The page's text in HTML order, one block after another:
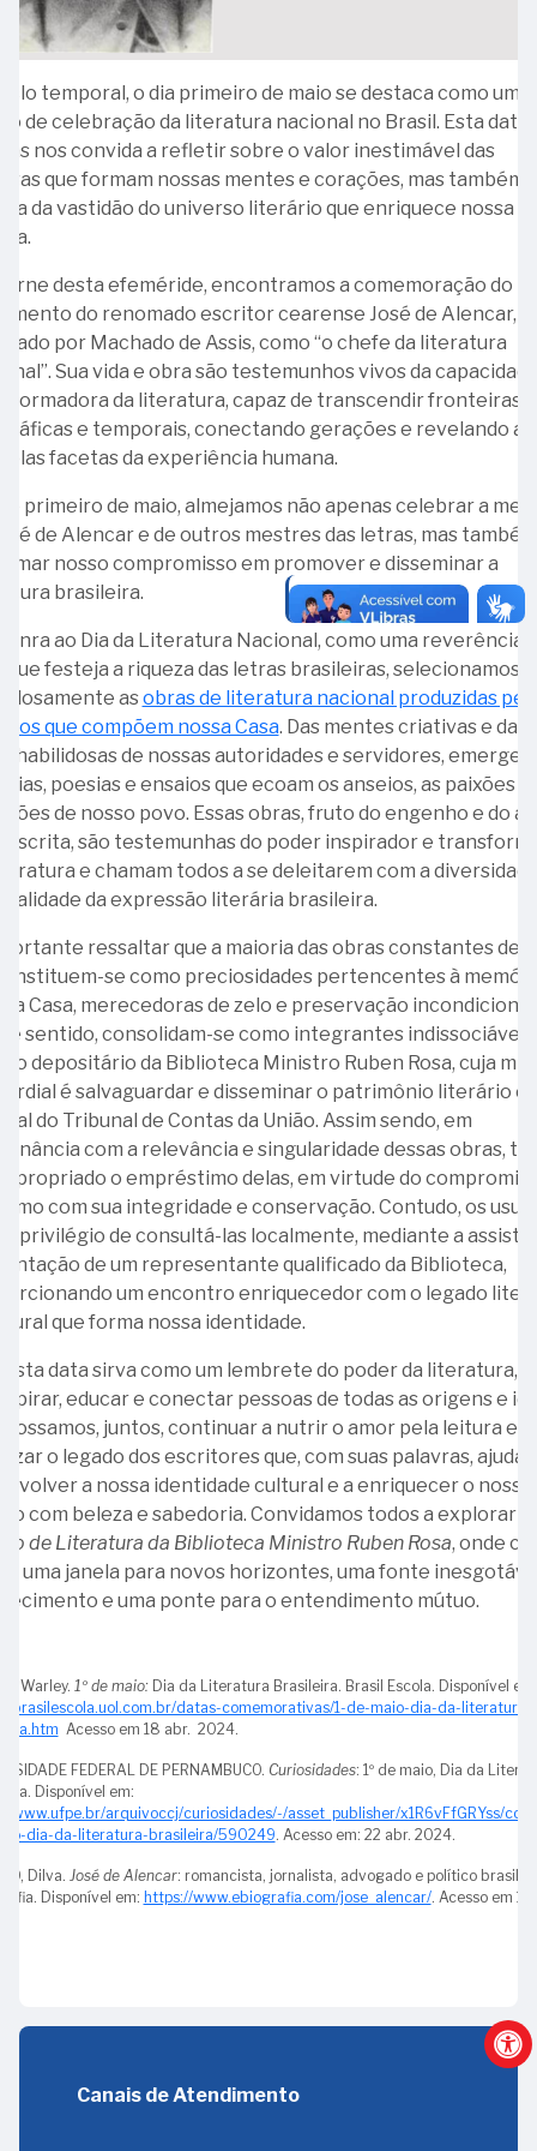
-
Ministro
Homero
Santos
Miguel
Archanjo
Galvão
24
-
135
anos
da
Primeira
Constituição
Republicana
Brasileira
Brochado
da
Rocha
25
-
Primeira
Constituição
27
-
A
carta
de
renúncia
de
29
-
Ministro
Bento
Bugarin
-
Ministro
Eduardo
Lopes
Língua
Portuguesa
06
-
Ministro
Guido
Mondin
-
Dia
Internacional
dos
Museus
26
Ministro
Carlos
Átila
-
Ministro
Leonel
Filho
calendar_monthJunho
06
Primeira
mulher
nomeada
para
o
cargo
de
Procuradora
do
Ministério
Público
junto
ao
Tribunal
Contas
da
União
(MPTCU)
07
-
Manuel
Alves
10
-
Accountability
Office
(GAO)
16
-
05
-
Aniversário
de
lançamento
da
pedra
fundamental
da
atual
sede
do
TCU
05
-
Ministro
Luciano
Brandão
06
-
Lei
Inclusão
da
com
Deficiência
(LBI)
10
-
Thales
calendar_monthAgosto
01
-
Dia
do
Selo
08
-
Ministro
Henrique
La
Rocque
08
-
Ministro
Pedro
Teixeira
Soares
-
Ministro
Pereira
Lira
-
Ministro
calendar_monthSetembro
11
-
Ministro
Alfredo
de
Vilhena
Valladão
23
-
Dia
Internacional
da
Língua
de
Sinais
Doação
do
Convite
à
Presidência
calendar_monthOutubro
03
-
Raul
de
Martins
04
-
Ministro
Ruben
Rosa
05
da
República
do
Brasil
-
para
trabalhar
calendar_monthNovembro
01
Ministro
Manoel
Francisco
Correia
05
-
Aniversário
de
Ruy
Barbosa
05
-
Inauguração
do
Espaço
07
Aniversário
calendar_month
13
-
Ministra
Élvia
Lordello
Castello
Branco
Aniversário
da
do
Tribunal
de
Contas
da
Paladini
temporal, o dia primeiro de maio se destaca como um
de celebração da literatura nacional no Brasil. Esta data
nos convida a refletir sobre o valor inestimável das
que formam nossas mentes e corações, mas também
da vastidão do universo literário que enriquece nossa
desta efeméride, encontramos a comemoração do
do renomado escritor cearense José de Alencar,
por Machado de Assis, como “o chefe da literatura
Sua vida e obra são testemunhos vivos da
da literatura, capaz de transcendir fronteiras
e temporais, conectando gerações e revelando as
facetas da experiência humana.
primeiro de maio, almejamos não apenas celebrar a
de Alencar e de outros mestres das letras, mas também
nosso compromisso em promover e disseminar a
brasileira.
ao Dia da Literatura Nacional, como uma reverência à
que festeja a riqueza das letras brasileiras, selecionamos
asobras de literatura nacional produzidas
que compõem nossa Casa. Das mentes criativas e das
habilidosas de nossas autoridades e servidores, emergem
poesias e ensaios que ecoam os anseios, as paixões e
de nosso povo. Essas obras, fruto do engenho e do
escrita, são testemunhas do poder inspirador e
e chamam todos a se deleitarem com a
da expressão literária brasileira.
ressaltar que a maioria das obras constantes
se como preciosidades pertencentes à
Casa, merecedoras de zelo e preservação
sentido, consolidam-se como integrantes indissociáveis
depositário da Biblioteca Ministro Ruben Rosa, cuja
é salvaguardar e disseminar o patrimônio literário e
do Tribunal de Contas da União. Assim sendo, em
com a relevância e singularidade dessas obras,
o empréstimo delas, em virtude do
com sua integridade e conservação. Contudo, os
privilégio de consultá-las localmente, mediante a
de um representante qualificado da Biblioteca,
um encontro enriquecedor com o legado
que forma nossa identidade.
esta data sirva como um lembrete do poder da literatura,
educar e conectar pessoas de todas as origens e
possamos, juntos, continuar a nutrir o amor pela leitura e a
o legado dos escritores que, com suas palavras,
a nossa identidade cultural e a enriquecer o nosso
com beleza e sabedoria. Convidamos todos a explorar o
de Literatura da Biblioteca Ministro Ruben Rosa, onde
é uma janela para novos horizontes, uma fonte
e uma ponte para o entendimento mútuo.
Warley. 1º de maio:Dia da Literatura Brasileira. Brasil Escola. Disponível em:
brasilescola.uol.com.br/datas-comemorativas/1-de-maio-dia-da-literatura-
Acesso em 18 abr. 2024.
FEDERAL DE PERNAMBUCO. Curiosidades: 1º de maio, Dia da
Disponível em:
www.ufpe.br/arquivoccj/curiosidades/-/asset_publisher/x1R6vFfGRYss/
dia-da-literatura-brasileira/590249. Acesso em: 22 abr. 2024.
Dilva. José de Alencar: romancista, jornalista, advogado e político
Disponível em: https://www.ebiografia.com/jose_alencar/. Acesso em 18
Canais de Atendimento